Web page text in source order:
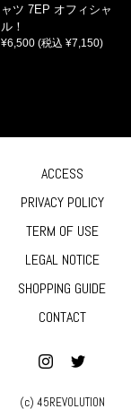
ャツ 7EP オフィシャ
ル！
¥6,500 (税込 ¥7,150)
ACCESS
PRIVACY POLICY
TERM OF USE
LEGAL NOTICE
SHOPPING GUIDE
CONTACT
(c) 45REVOLUTION